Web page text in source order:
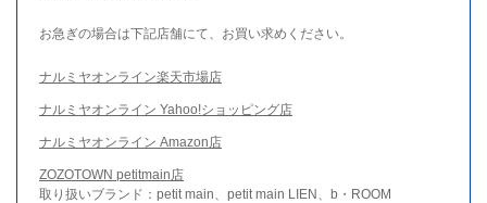
お急ぎの場合は下記店舗にて、お買い求めください。
ナルミヤオンライン楽天市場店
ナルミヤオンライン Yahoo!ショッピング店
ナルミヤオンライン Amazon店
ZOZOTOWN petitmain店
取り扱いブランド：petit main、petit main LIEN、b・ROOM